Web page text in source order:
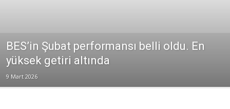
BES’in Şubat performansı belli oldu. En
yüksek getiri altında
9 Mart 2026